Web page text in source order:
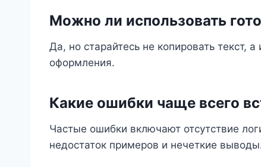
Можно ли использовать
Да, но старайтесь не копировать текст,
оформления.
Какие ошибки чаще всего
Частые ошибки включают отсутствие
недостаток примеров и нечеткие